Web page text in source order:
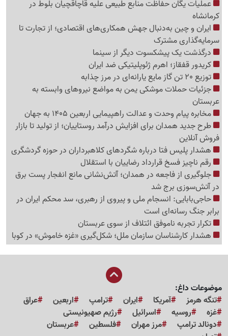
عملیات یگان حفاظت منابع طبیعی علیه قاچاقچیان بلوط در
کرمانشاه
ایران و چین به‌دنبال جهش همکاری‌های اقتصادی؛ از تجارت تا
سرمایه‌گذاری مشترک
درگذشت یک پیشکسوت دیگر از سینما
کریدور قفقاز؛ اهرم ژئوپلیتیکی ضد ایران
توزیع 20 تن گاز مایع یارانه‌ای در مرز چذابه
جزئیات حملات موشکی یمن به مواضع نیروهای وابسته به
عربستان
مخابره پیام وحدت و عدالت راهپیمایی اربعین 1405 به جهان
طرح جدید همدان برای افزایش درآمد روستاییان؛ از تولید تا بازار
فروش آنلاین
هشدار پلیس فتا درباره شگردهای کلاهبرداران در حوزه گردشگری
رقم ناچیز فسخ قرارداد رضاییان با استقلال
جلوگیری از فاجعه در همدان؛ آتش‌نشانی مانع انفجار پست برق
در آتش‌سوزی برج شد
حاجی‌بابایی: انسجام ملی و پیروی از رهبری، سد محکم ایران در
برابر جنگ رسانه‌ای است
تکرار تجربه ناموفق ائتلاف از سوی عربستان
هشدار کارشناسان سازمان ملل؛ شکل‌گیری «غزه‌ خاموش» در کوبا
موضوعات داغ:
تنگه هرمز
آمریکا ایران ترامپ اربعین
عراق
غزه
روسیه اسرائیل
رژیم صهیونیستی
دونالد ترامپ
مرز مهران فلسطین
عربستان